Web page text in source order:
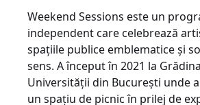
Weekend Sessions este un
independent care celebrează
spațiile publice emblematice și
sens. A început în 2021 la
Universității din București unde
un spațiu de picnic în prilej de